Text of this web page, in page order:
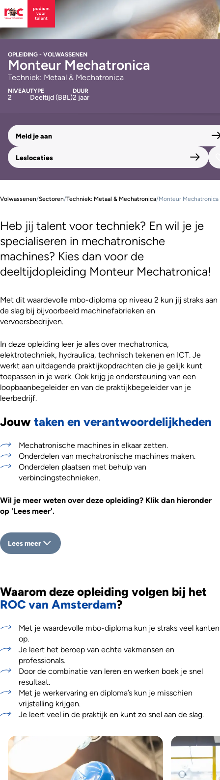
OPLEIDING - VOLWASSENEN
Monteur Mechatronica
Techniek: Metaal & Mechatronica
NIVEAU
2
TYPE
Deeltijd (BBL)
DUUR
2 jaar
Meld je aan
Leslocaties
Volwassenen/Sectoren/Techniek: Metaal & Mechatronica/Monteur Mechatronica
Heb jij talent voor techniek? En wil je je
specialiseren in mechatronische
machines? Kies dan voor de
deeltijdopleiding Monteur Mechatronica!
Met dit waardevolle mbo-diploma op niveau 2 kun jij straks aan
de slag bij bijvoorbeeld machinefabrieken en
vervoersbedrijven.
In deze opleiding leer je alles over mechatronica,
elektrotechniek, hydraulica, technisch tekenen en ICT. Je
werkt aan uitdagende praktijkopdrachten die je gelijk kunt
toepassen in je werk. Ook krijg je ondersteuning van een
loopbaanbegeleider en van de praktijkbegeleider van je
leerbedrijf.
Jouw taken en verantwoordelijkheden
Mechatronische machines in elkaar zetten.
Onderdelen van mechatronische machines maken.
Onderdelen plaatsen met behulp van
verbindingstechnieken.
Wil je meer weten over deze opleiding? Klik dan hieronder
op 'Lees meer'.
Lees meer
Waarom deze opleiding volgen bij het
ROC van Amsterdam?
Met je waardevolle mbo-diploma kun je straks veel kanten
op.
Je leert het beroep van echte vakmensen en
professionals.
Door de combinatie van leren en werken boek je snel
resultaat.
Met je werkervaring en diploma’s kun je misschien
vrijstelling krijgen.
Je leert veel in de praktijk en kunt zo snel aan de slag.